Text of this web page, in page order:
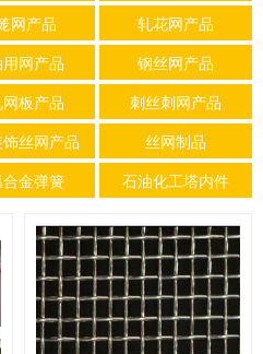
网产品
轧花网产品
网产品
钢丝网产品
板产品
刺丝刺网产品
丝网产品
丝网制品
金弹簧 石油化工塔内件